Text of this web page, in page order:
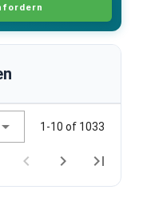
1-10 of 1033